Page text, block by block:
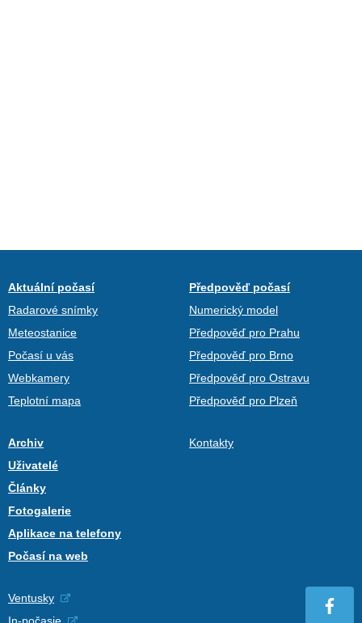
Aktuální počasí
Radarové snímky
Meteostanice
Počasí u vás
Webkamery
Teplotní mapa
Předpověď počasí
Numerický model
Předpověď pro Prahu
Předpověď pro Brno
Předpověď pro Ostravu
Předpověď pro Plzeň
Archiv
Uživatelé
Články
Fotogalerie
Aplikace na telefony
Počasí na web
Kontakty
Ventusky